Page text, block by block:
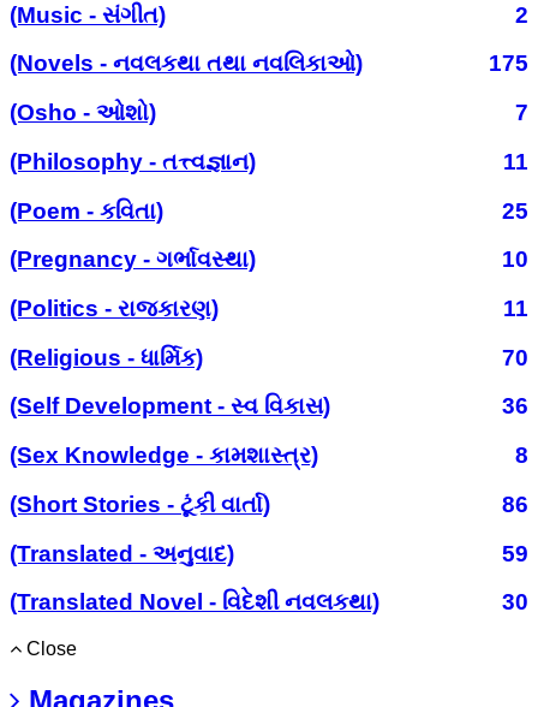
(Music - સંગીત)
2
(Novels - નવલકથા તથા નવલિકાઓ)
175
(Osho - ઓશો)
7
(Philosophy - તત્ત્વજ્ઞાન)
11
(Poem - કવિતા)
25
(Pregnancy - ગર્ભાવસ્થા)
10
(Politics - રાજકારણ)
11
(Religious - ધાર્મિક)
70
(Self Development - સ્વ વિકાસ)
36
(Sex Knowledge - કામશાસ્ત્ર)
8
(Short Stories - ટૂંકી વાર્તા)
86
(Translated - અનુવાદ)
59
(Translated Novel - વિદેશી નવલકથા)
30
Close
Magazines